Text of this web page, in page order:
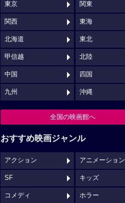
東京 関東
関西 東海
北海道 東北
甲信越 北陸
中国 四国
九州 沖縄
全国の映画館へ
おすすめ映画ジャンル
アクション アニメーション
SF キッズ
コメディ ホラー